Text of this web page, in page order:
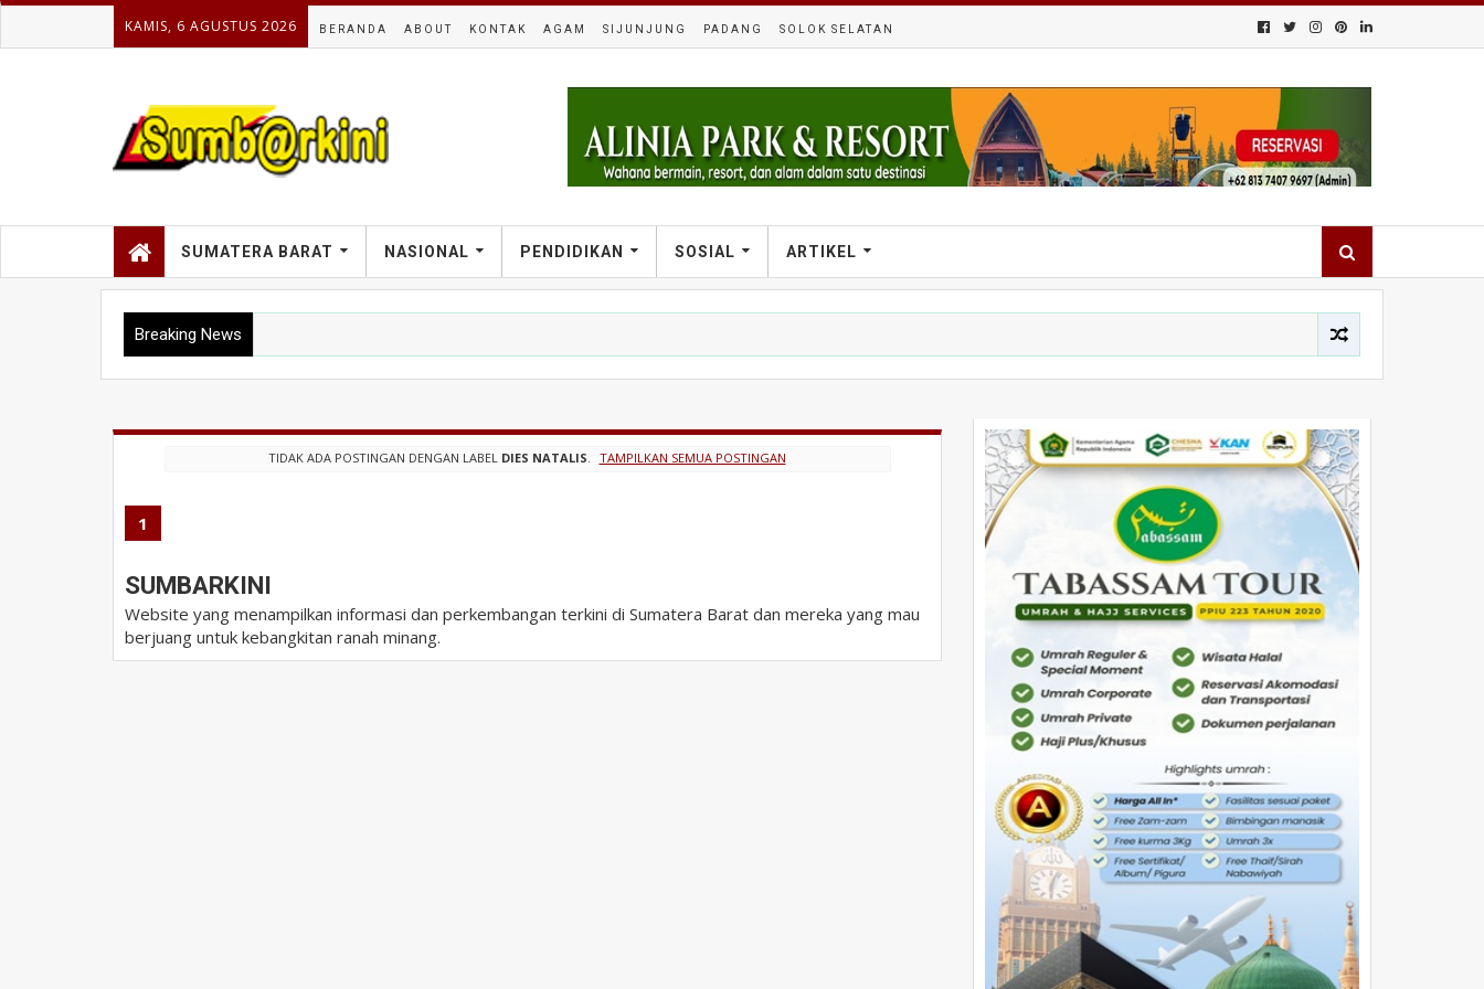
KAMIS, 6 AGUSTUS 2026 BERANDA ABOUT KONTAK AGAM SIJUNJUNG PADANG SOLOK SELATAN
SUMATERA BARAT NASIONAL PENDIDIKAN SOSIAL ARTIKEL
Breaking News
TIDAK ADA POSTINGAN DENGAN LABEL DIES NATALIS. TAMPILKAN SEMUA POSTINGAN
1
SUMBARKINI
Website yang menampilkan informasi dan perkembangan terkini di Sumatera Barat dan mereka yang mau
berjuang untuk kebangkitan ranah minang.